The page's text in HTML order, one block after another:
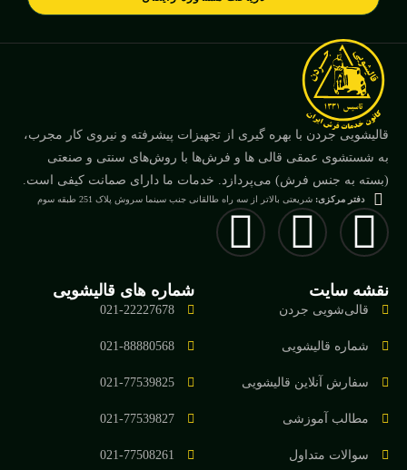
قالیشویی جردن با بهره گیری از تجهیزات پیشرفته و نیروی کار مجرب،
به شستشوی عمقی قالی ها و فرش‌ها با روش‌های سنتی و صنعتی
(بسته به جنس فرش) می‌پردازد. خدمات ما دارای صمانت کیفی است.
دفتر مرکزی:شریعتی بالاتر از سه راه طالقانی جنب سینما سروش پلاک 251 طبقه سوم
نقشه سایت
قالی‌شویی جردن
شماره قالیشویی
سفارش آنلاین قالیشویی
مطالب آموزشی
سوالات متداول
شماره های قالیشویی
021-22227678
021-88880568
021-77539825
021-77539827
021-77508261